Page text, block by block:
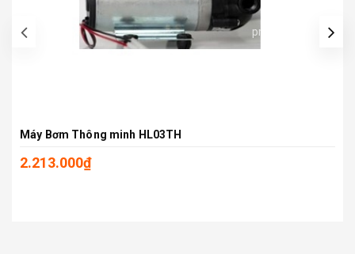
Máy Bơm Thông minh HL03TH
2.213.000₫
prev